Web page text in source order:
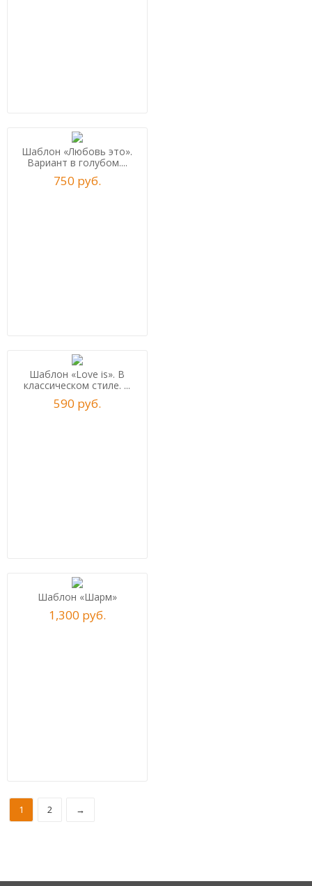
Шаблон «Любовь это».
Вариант в голубом....
750 руб.
Шаблон «Love is». В
классическом стиле. ...
590 руб.
Шаблон «Шарм»
1,300 руб.
1 2 →